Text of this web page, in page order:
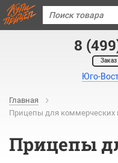
8
Юго-
Главная
Прицепы для коммерческих
Прицепы